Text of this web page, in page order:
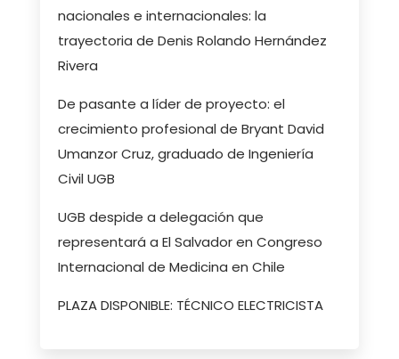
nacionales e internacionales: la
trayectoria de Denis Rolando Hernández
Rivera
De pasante a líder de proyecto: el
crecimiento profesional de Bryant David
Umanzor Cruz, graduado de Ingeniería
Civil UGB
UGB despide a delegación que
representará a El Salvador en Congreso
Internacional de Medicina en Chile
PLAZA DISPONIBLE: TÉCNICO ELECTRICISTA